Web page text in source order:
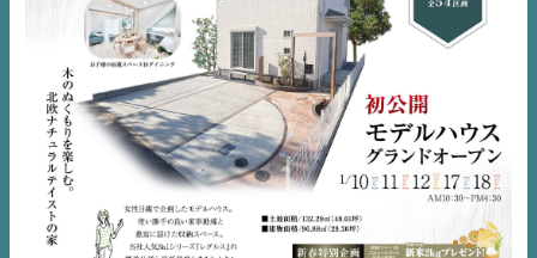
不動産一括査定
コラム